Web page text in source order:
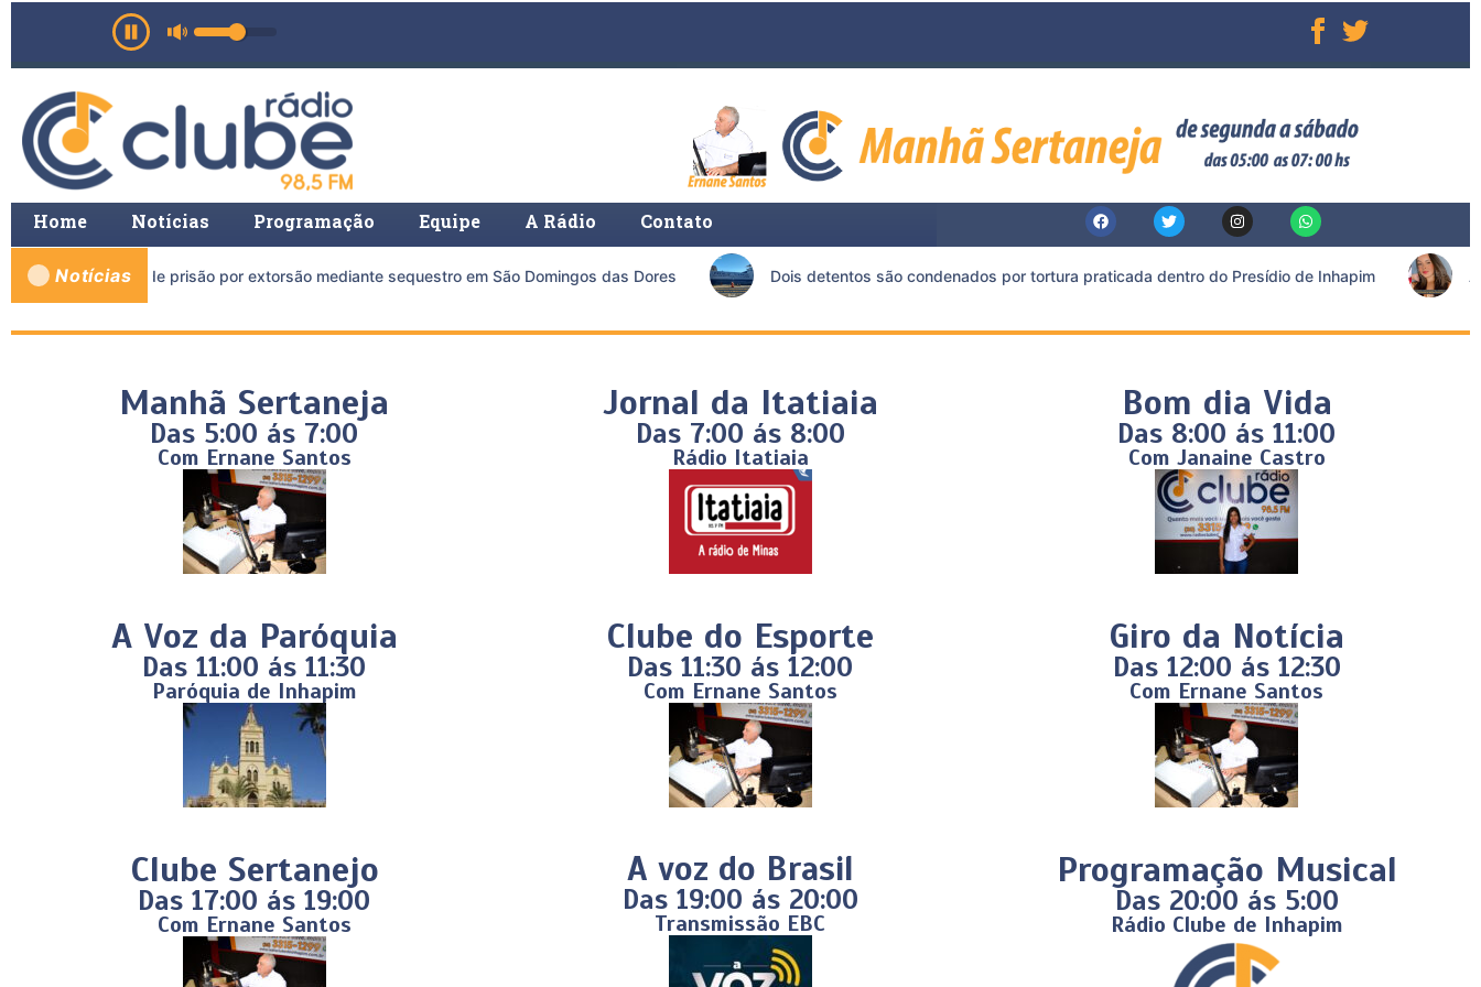
Home Notícias Programação Equipe A Rádio Contato
Notícias
mais de 11 anos de prisão por extorsão mediante sequestro em São Domingos das Dores Dois detentos são condenados por tortura praticada dentro do Presídio de Inhapim
Manhã Sertaneja
Das 5:00 ás 7:00
Com Ernane Santos
Jornal da Itatiaia
Das 7:00 ás 8:00
Rádio Itatiaia
Bom dia Vida
Das 8:00 ás 11:00
Com Janaine Castro
A Voz da Paróquia
Das 11:00 ás 11:30
Paróquia de Inhapim
Clube do Esporte
Das 11:30 ás 12:00
Com Ernane Santos
Giro da Notícia
Das 12:00 ás 12:30
Com Ernane Santos
Clube Sertanejo
Das 17:00 ás 19:00
Com Ernane Santos
A voz do Brasil
Das 19:00 ás 20:00
Transmissão EBC
Programação Musical
Das 20:00 ás 5:00
Rádio Clube de Inhapim